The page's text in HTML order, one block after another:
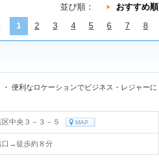
並び順： おすすめ順
1 2 3 4 5 6 7 8
便利なロケーションでビジネス・レジャーに
中央３－３－５ MAP
口→徒歩約８分